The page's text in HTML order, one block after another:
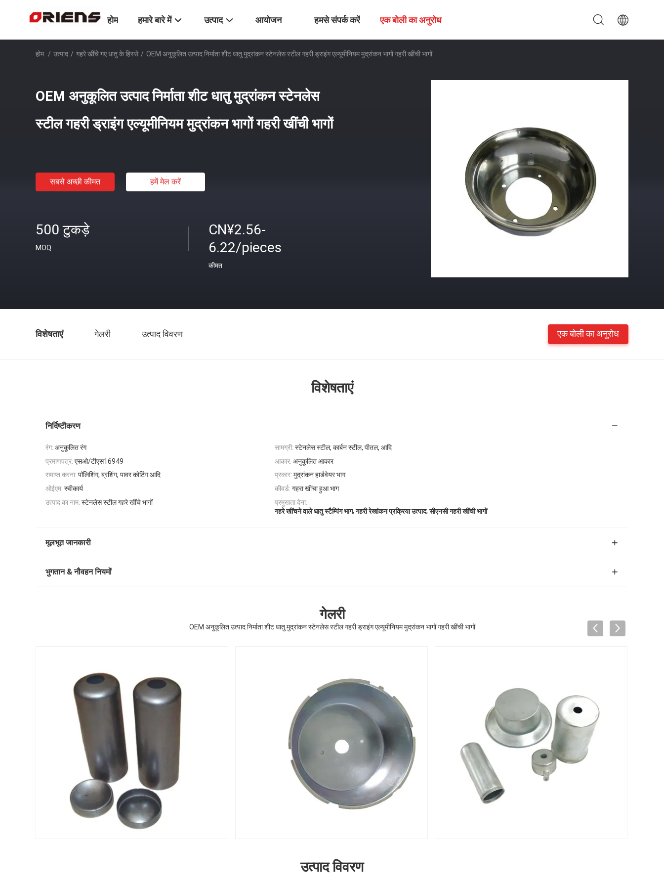
होम हमारे बारे में उत्पाद आयोजन हमसे संपर्क करें एक बोली का अनुरोध
होम / उत्पाद / गहरे खींचे गए धातु के हिस्से / OEM अनुकूलित उत्पाद निर्माता शीट धातु मुद्रांकन स्टेनलेस स्टील गहरी ड्राइंग एल्यूमीनियम मुद्रांकन भागों गहरी खींची भागों
OEM अनुकूलित उत्पाद निर्माता शीट धातु मुद्रांकन स्टेनलेस
स्टील गहरी ड्राइंग एल्यूमीनियम मुद्रांकन भागों गहरी खींची भागों
सबसे अच्छी कीमत हमें मेल करें
500 टुकड़े
MOQ
CN¥2.56-
6.22/pieces
कीमत
विशेषताएं गेलरी उत्पाद विवरण एक बोली का अनुरोध
विशेषताएं
निर्दिष्टीकरण
रंग: अनुकूलित रंग सामग्री: स्टेनलेस स्टील, कार्बन स्टील, पीतल, आदि
प्रमाणपत्र: एसओ/टीएस16949 आकार: अनुकूलित आकार
समाप्त करना: पॉलिशिंग, ब्रशिंग, पावर कोटिंग आदि प्रकार: मुद्रांकन हार्डवेयर भाग
ओईएम: स्वीकार्य कीवर्ड: गहरा खींचा हुआ भाग
उत्पाद का नाम: स्टेनलेस स्टील गहरे खींचे भागों
प्रमुखता देना:
गहरे खींचने वाले धातु स्टैम्पिंग भाग,गहरी रेखांकन प्रक्रिया उत्पाद,सीएनसी गहरी खींची भागों
मूलभूत जानकारी
भुगतान & नौवहन नियमों
गेलरी
OEM अनुकूलित उत्पाद निर्माता शीट धातु मुद्रांकन स्टेनलेस स्टील गहरी ड्राइंग एल्यूमीनियम मुद्रांकन भागों गहरी खींची भागों
उत्पाद विवरण